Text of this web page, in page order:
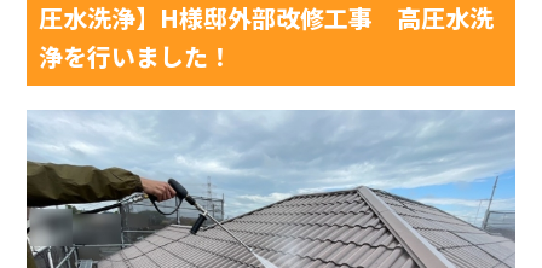
圧水洗浄】H様邸外部改修工事 高圧水洗
浄を行いました！